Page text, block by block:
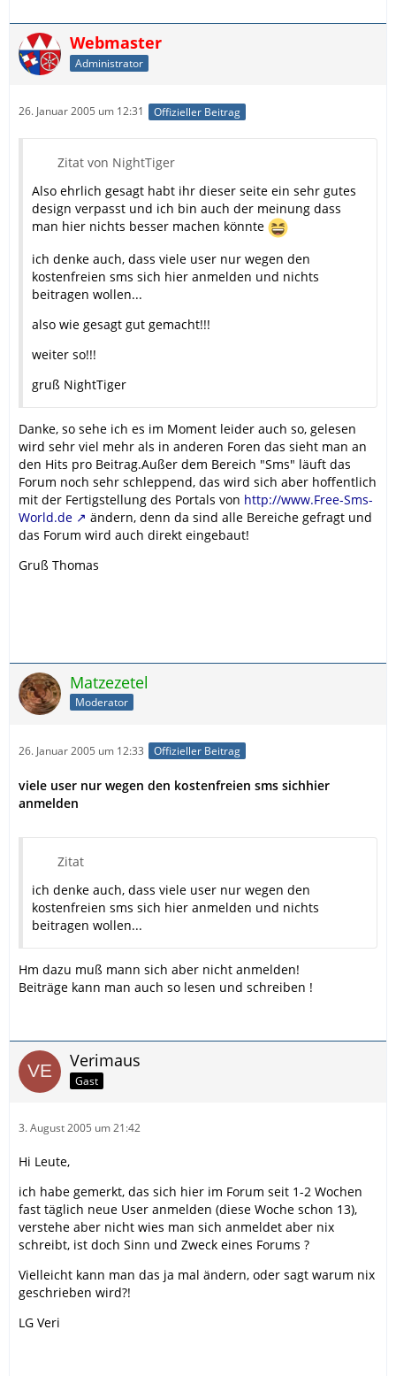
Webmaster
Administrator
26. Januar 2005 um 12:31 Offizieller Beitrag
Zitat von NightTiger
Also ehrlich gesagt habt ihr dieser seite ein sehr gutes
design verpasst und ich bin auch der meinung dass
man hier nichts besser machen könnte
ich denke auch, dass viele user nur wegen den
kostenfreien sms sich hier anmelden und nichts
beitragen wollen...
also wie gesagt gut gemacht!!!
weiter so!!!
gruß NightTiger
Danke, so sehe ich es im Moment leider auch so, gelesen
wird sehr viel mehr als in anderen Foren das sieht man an
den Hits pro Beitrag.Außer dem Bereich "Sms" läuft das
Forum noch sehr schleppend, das wird sich aber hoffentlich
mit der Fertigstellung des Portals von http://www.Free-Sms-
World.de
ändern, denn da sind alle Bereiche gefragt und
das Forum wird auch direkt eingebaut!
Gruß Thomas
Matzezetel
Moderator
26. Januar 2005 um 12:33 Offizieller Beitrag
viele user nur wegen den kostenfreien sms sichhier
anmelden
Zitat
ich denke auch, dass viele user nur wegen den
kostenfreien sms sich hier anmelden und nichts
beitragen wollen...
Hm dazu muß mann sich aber nicht anmelden!
Beiträge kann man auch so lesen und schreiben !
Verimaus
Gast
3. August 2005 um 21:42
Hi Leute,
ich habe gemerkt, das sich hier im Forum seit 1-2 Wochen
fast täglich neue User anmelden (diese Woche schon 13),
verstehe aber nicht wies man sich anmeldet aber nix
schreibt, ist doch Sinn und Zweck eines Forums ?
Vielleicht kann man das ja mal ändern, oder sagt warum nix
geschrieben wird?!
LG Veri